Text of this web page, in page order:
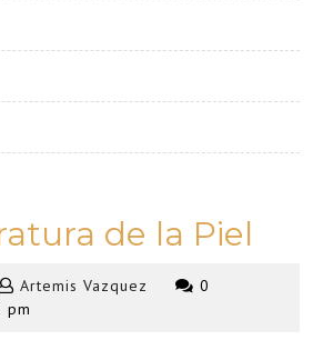
de la Piel
Artemis Vazquez Artemis0
pm